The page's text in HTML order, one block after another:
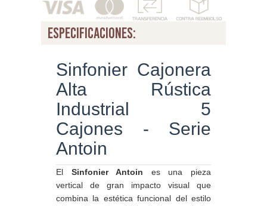
especificaciones:
Sinfonier Cajonera
Alta Rústica
Industrial 5
Cajones - Serie
Antoin
El Sinfonier Antoin es una pieza
vertical de gran impacto visual que
combina la estética funcional del estilo